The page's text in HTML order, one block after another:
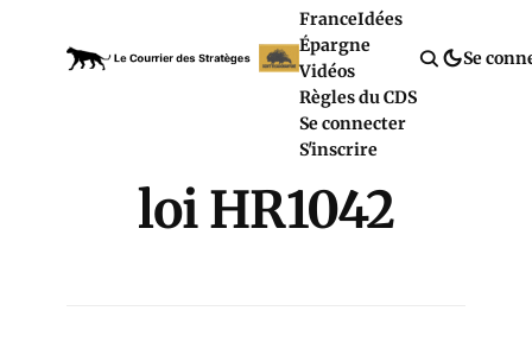
FranceIdées
Épargne
Vidéos
Règles du CDS
Se connecter
S'inscrire
Se
loi HR1042